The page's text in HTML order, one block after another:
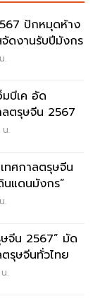
ปักหมุดห้าง
ดงานรับปีมังกร
.
มบีเค อัด
ตรุษจีน 2567
น.
ทศกาลตรุษจีน
แดนมังกร”
.
จีน 2567” มัด
ตรุษจีนทั่วไทย
.